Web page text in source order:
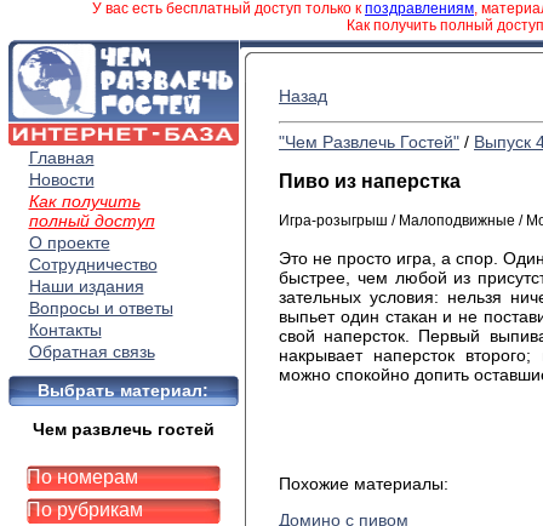
У вас есть бесплатный доступ только к поздравлениям,
Как получить полный
Главная
Новости
Как получить
полный доступ
О проекте
Сотрудничество
Наши издания
Вопросы и ответы
Контакты
Обратная связь
Выбрать материал:
Чем развлечь гостей
По номерам
По рубрикам
Назад
"Чем Развлечь Гостей" / Выпуск
Пиво из наперстка
Игра-розыгрыш / Малоподвижные /
Это не просто игра, а спор.
быстрее, чем любой из
зательных условия: нельзя
выпьет один стакан и не
свой наперсток. Первый
накрывает на­персток
можно спокойно допить
Похожие материалы:
Домино с пивом